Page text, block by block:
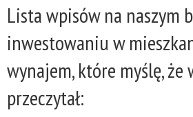
Lista wpisów na naszym
inwestowaniu w
wynajem, które myślę, że
przeczytał: